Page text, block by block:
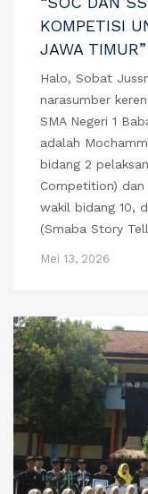
KOMPETISI
JAWA TIMUR”
Halo, Sobat
narasumber
SMA Negeri 1
adalah
bidang 2
Competition) dan
wakil bidang 10,
(Smaba Story
Mei 13, 2026